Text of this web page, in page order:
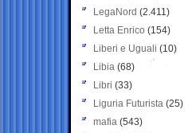
LegaNord (2.411)
Letta Enrico (154)
Liberi e Uguali (10)
Libia (68)
Libri (33)
Liguria Futurista (25)
mafia (543)